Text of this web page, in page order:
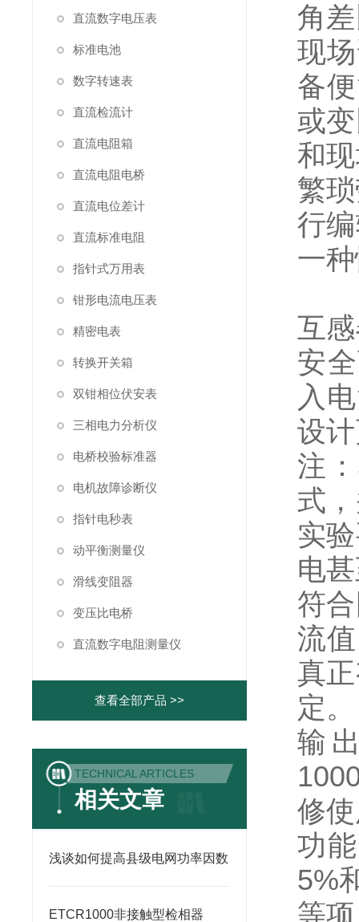
直流数字电压表
标准电池
数字转速表
直流检流计
直流电阻箱
直流电阻电桥
直流电位差计
直流标准电阻
指针式万用表
钳形电流电压表
精密电表
转换开关箱
双钳相位伏安表
三相电力分析仪
电桥校验标准器
电机故障诊断仪
指针电秒表
动平衡测量仪
滑线变阻器
变压比电桥
直流数字电阻测量仪
查看全部产品 >>
TECHNICAL ARTICLES
相关文章
浅谈如何提高县级电网功率因数
ETCR1000非接触型检相器
角
现
备
或
和
繁
行
一
互
安
入
设
注
式
实
电
符
流
真
定。
输
修
功
5%
等